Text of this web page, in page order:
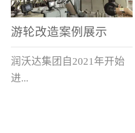
游轮改造案例展示
润沃达集团自2021年开始
进...